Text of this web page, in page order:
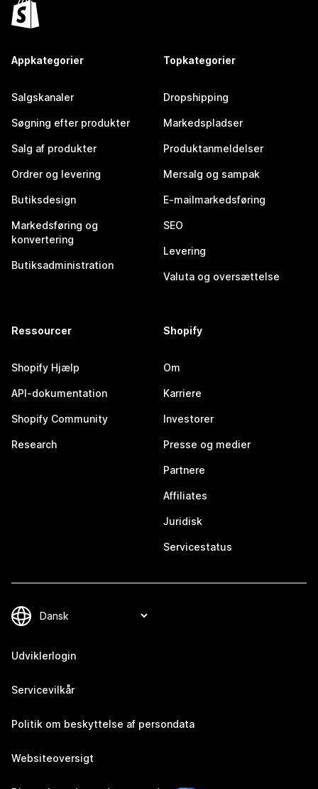
Appkategorier
Salgskanaler
Søgning efter produkter
Salg af produkter
Ordrer og levering
Butiksdesign
Markedsføring og
konvertering
Butiksadministration
Topkategorier
Dropshipping
Markedspladser
Produktanmeldelser
Mersalg og sampak
E-mailmarkedsføring
SEO
Levering
Valuta og oversættelse
Ressourcer
Shopify Hjælp
API-dokumentation
Shopify Community
Research
Shopify
Om
Karriere
Investorer
Presse og medier
Partnere
Affiliates
Juridisk
Servicestatus
Udviklerlogin
Servicevilkår
Politik om beskyttelse af persondata
Websiteoversigt